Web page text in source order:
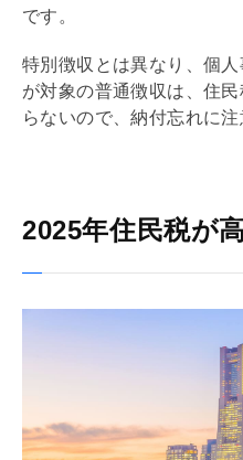
です。
特別徴収とは異なり、個
が対象の普通徴収は、住
らないので、納付忘れに注
2025年住民税が